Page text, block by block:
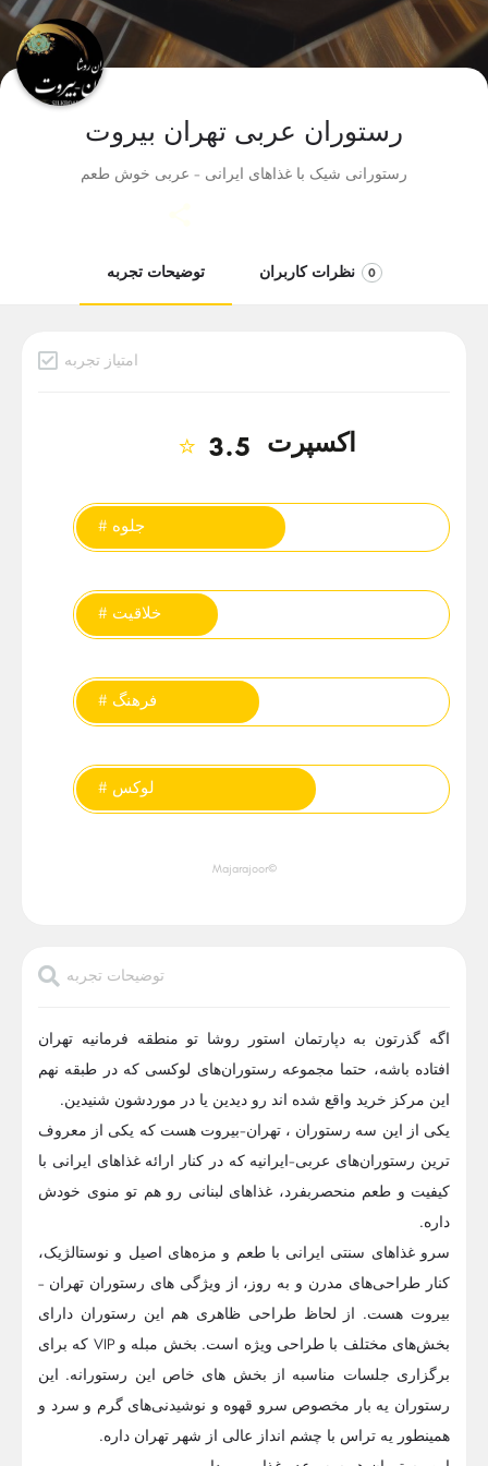
رستوران عربی تهران بیروت
رستورانی شیک با غذاهای ایرانی - عربی خوش طعم
توضیحات تجربه نظرات کاربران 0
امتیاز تجربه
اکسپرت ⭐ 3.5
# جلوه
# خلاقیت
# فرهنگ
# لوکس
©Majarajoor
توضیحات تجربه
اگه گذرتون به دپارتمان استور روشا تو منطقه فرمانیه تهران
افتاده باشه، حتما مجموعه رستوران‌های لوکسی که در طبقه نهم
این مرکز خرید واقع شده اند رو دیدین یا در موردشون شنیدین.
یکی از این سه رستوران ، تهران-بیروت هست که یکی از معروف­‌
ترین رستوران­‌های عربی‌-ایرانیه که در کنار ارائه غذاهای ایرانی با
کیفیت و طعم منحصربفرد، غذاهای لبنانی رو هم تو منوی خودش
داره.
سرو غذاهای سنتی ایرانی با طعم و مزه‌های اصیل و نوستالژیک،
کنار طراحی‌های مدرن و به روز، از ویژگی های رستوران تهران –
بیروت هست. از لحاظ طراحی ظاهری هم این رستوران دارای
بخش‌های مختلف با طراحی ویژه است. بخش مبله و VIP که برای
برگزاری جلسات مناسبه از بخش های خاص این رستورانه. این
رستوران یه بار مخصوص سرو قهوه و نوشیدنی‌های گرم و سرد و
همینطور یه تراس با چشم انداز عالی از شهر تهران داره.